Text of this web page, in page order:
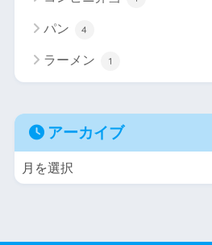
パン 4
ラーメン 1
アーカイブ